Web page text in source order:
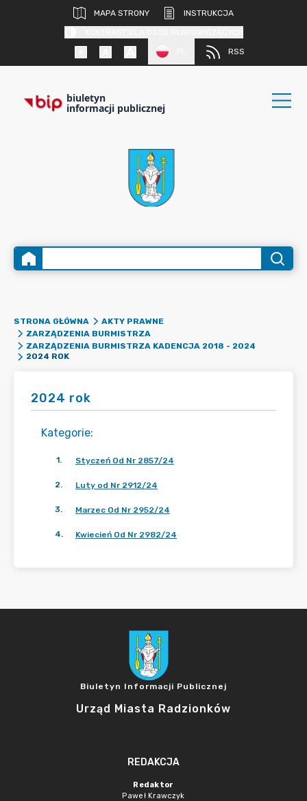
MAPA STRONY
INSTRUKCJA
RSS
biuletyn
informacji publicznej
STRONA GŁÓWNA
AKTY PRAWNE
ZARZĄDZENIA BURMISTRZA
ZARZĄDZENIA BURMISTRZA KADENCJA 2018 - 2024
2024 ROK
2024 rok
Kategorie:
1. Styczeń Od Nr 2857/24
2. Luty od Nr 2912/24
3. Marzec Od Nr 2952/24
4. Kwiecień Od Nr 2982/24
Biuletyn Informacji Publicznej
Urząd Miasta Radzionków
REDAKCJA
Redaktor
Paweł Krawczyk